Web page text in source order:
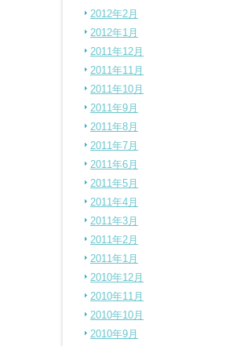
2012年2月
2012年1月
2011年12月
2011年11月
2011年10月
2011年9月
2011年8月
2011年7月
2011年6月
2011年5月
2011年4月
2011年3月
2011年2月
2011年1月
2010年12月
2010年11月
2010年10月
2010年9月